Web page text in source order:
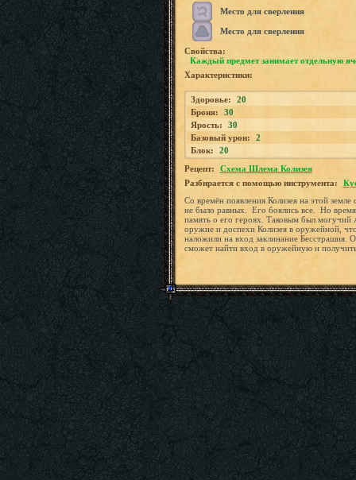
Место для сверления
Место для сверления
Свойства:
Каждый предмет занимает отдельную
Характеристики:
Здоровье:
20
Броня:
30
Ярость:
30
Базовый урон:
2
Блок:
20
Рецепт:
Схема Шлема Колизея
Разбирается с помощью инструмента:
Со времён появления Колизея на этой
не было равных. Его боялись все. Но
память о его героях. Таковым был могучий
оружие и доспехи Колизея в оружейной,
наложили на вход заклинание Бесстрашия.
сможет найти вход в оружейную и